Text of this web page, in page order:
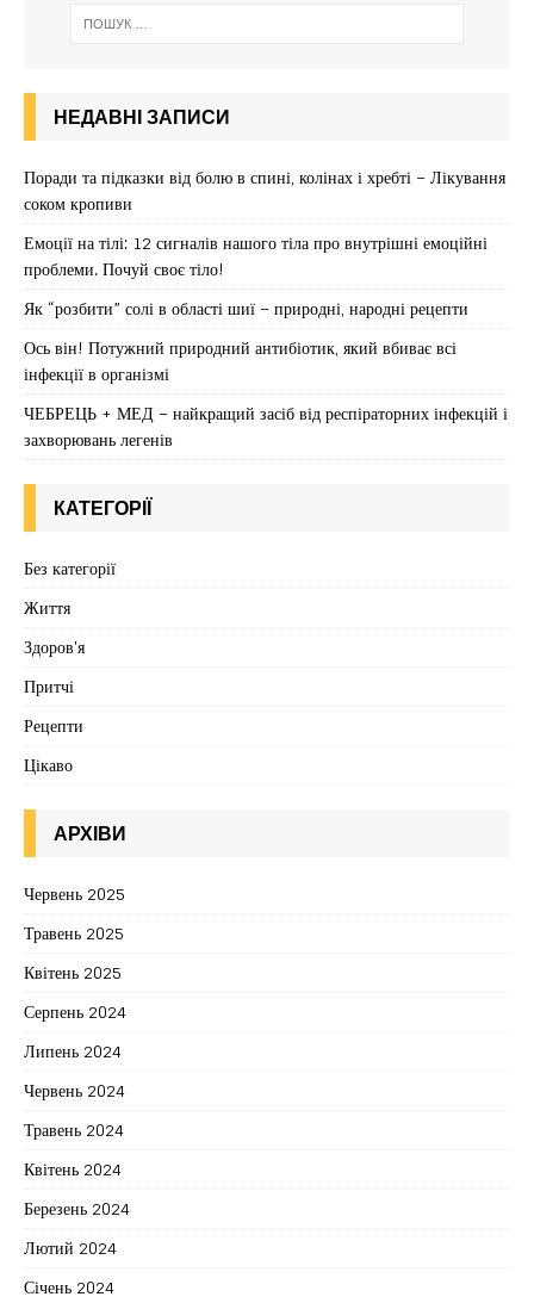
НЕДАВНІ ЗАПИСИ
Поради та підказки від болю в спині, колінах і хребті – Лікування
соком кропиви
Емоції на тілі: 12 сигналів нашого тіла про внутрішні емоційні
проблеми. Почуй своє тіло!
Як “розбити” солі в області шиї – природні, народні рецепти
Ось він! Потужний природний антибіотик, який вбиває всі
інфекції в організмі
ЧЕБРЕЦЬ + МЕД – найкращий засіб від респіраторних інфекцій і
захворювань легенів
КАТЕГОРІЇ
Без категорії
Життя
Здоров'я
Притчі
Рецепти
Цікаво
АРХІВИ
Червень 2025
Травень 2025
Квітень 2025
Серпень 2024
Липень 2024
Червень 2024
Травень 2024
Квітень 2024
Березень 2024
Лютий 2024
Січень 2024